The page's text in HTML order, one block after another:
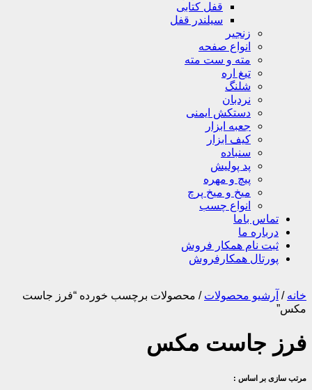
قفل کتابی
سیلندر قفل
زنجیر
انواع صفحه
مته و ست مته
تیغ اره
شلنگ
نردبان
دستکش ایمنی
جعبه ابزار
کیف ابزار
سنباده
پد پولیش
پیچ و مهره
میخ و میخ پرچ
انواع چسب
تماس باما
درباره ما
ثبت نام همکار فروش
پورتال همکارفروش
خانه / آرشیو محصولات / محصولات برچسب خورده “فرز جاست
مکس”
فرز جاست مکس
مرتب سازی بر اساس :